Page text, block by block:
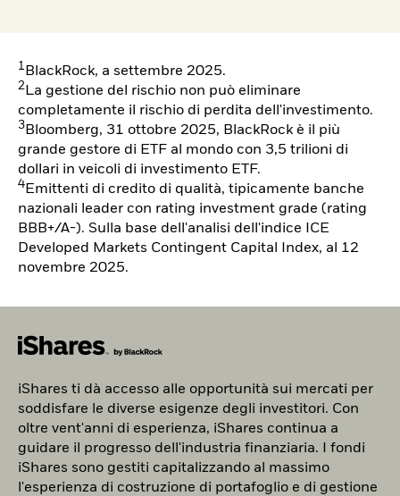
1 BlackRock, a settembre 2025.
2 La gestione del rischio non può eliminare
completamente il rischio di perdita dell'investimento.
3 Bloomberg, 31 ottobre 2025, BlackRock è il più
grande gestore di ETF al mondo con 3,5 trilioni di
dollari in veicoli di investimento ETF.
4 Emittenti di credito di qualità, tipicamente banche
nazionali leader con rating investment grade (rating
BBB+/A-). Sulla base dell'analisi dell'indice ICE
Developed Markets Contingent Capital Index, al 12
novembre 2025.
iShares ti d à accesso alle opportunità sui mercati per
soddisfare le diverse esigenze degli investitori. Con
oltre vent'anni di esperienza, iShares continua a
guidare il progresso dell'industria finanziaria. I fondi
iShares sono gestiti capitalizzando al massimo
l'esperienza di costruzione di portafoglio e di gestione